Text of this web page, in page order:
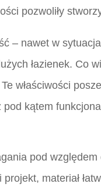
pozwoliły
– nawet w
łazienek.
właściwości
pod kątem
pod
materiał